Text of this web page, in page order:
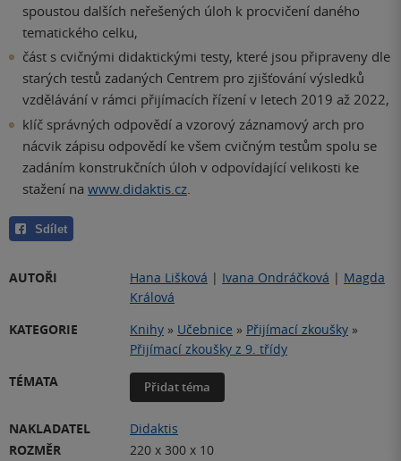
spoustou dalších neřešených úloh k procvičení daného
tematického celku,
část s cvičnými didaktickými testy, které jsou připraveny dle
starých testů zadaných Centrem pro zjišťování výsledků
vzdělávání v rámci přijímacích řízení v letech 2019 až 2022,
klíč správných odpovědí a vzorový záznamový arch pro
nácvik zápisu odpovědí ke všem cvičným testům spolu se
zadáním konstrukčních úloh v odpovídající velikosti ke
stažení na www.didaktis.cz.
Sdílet
AUTOŘI Hana Lišková | Ivana Ondráčková | Magda
Králová
KATEGORIE
Knihy » Učebnice » Přijímací zkoušky »
Přijímací zkoušky z 9. třídy
TÉMATA
Přidat téma
NAKLADATEL
Didaktis
ROZMĚR
220 x 300 x 10